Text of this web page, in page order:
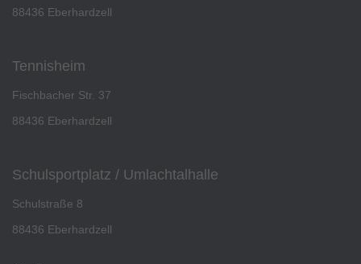
88436 Eberhardzell
Tennisheim
Fischbacher Str. 37
88436 Eberhardzell
Schulsportplatz / Umlachtalhalle
Schulstraße 8
88436 Eberhardzell